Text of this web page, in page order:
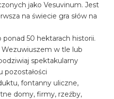
jako Vesuvinum. Jest
na świecie gra słów na
ponad 50 hektarach historii.
w tle lub
spektakularny
pozostałości
fontanny uliczne,
domy, firmy, rzeźby,